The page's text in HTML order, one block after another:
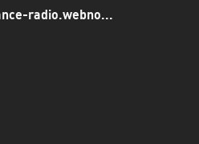
radio.webno...